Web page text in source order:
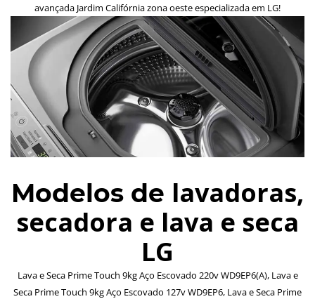
avançada Jardim Califórnia zona oeste especializada em LG!
Modelos de lavadoras,
secadora e lava e seca
LG
Lava e Seca Prime Touch 9kg Aço Escovado 220v WD9EP6(A), Lava e
Seca Prime Touch 9kg Aço Escovado 127v WD9EP6, Lava e Seca Prime